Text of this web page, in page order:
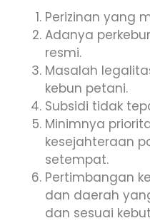
Perizinan yang
Adanya
resmi.
Masalah
kebun petani.
Subsidi tidak
Minimnya
kesejahteraan
setempat.
Pertimbangan
dan daerah
dan sesuai